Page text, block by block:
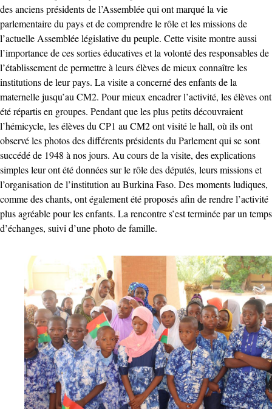
des anciens présidents de l’Assemblée qui ont marqué la vie
parlementaire du pays et de comprendre le rôle et les missions de
l’actuelle Assemblée législative du peuple. Cette visite montre aussi
l’importance de ces sorties éducatives et la volonté des responsables de
l’établissement de permettre à leurs élèves de mieux connaître les
institutions de leur pays. La visite a concerné des enfants de la
maternelle jusqu’au CM2. Pour mieux encadrer l’activité, les élèves ont
été répartis en groupes. Pendant que les plus petits découvraient
l’hémicycle, les élèves du CP1 au CM2 ont visité le hall, où ils ont
observé les photos des différents présidents du Parlement qui se sont
succédé de 1948 à nos jours. Au cours de la visite, des explications
simples leur ont été données sur le rôle des députés, leurs missions et
l’organisation de l’institution au Burkina Faso. Des moments ludiques,
comme des chants, ont également été proposés afin de rendre l’activité
plus agréable pour les enfants. La rencontre s’est terminée par un temps
d’échanges, suivi d’une photo de famille.